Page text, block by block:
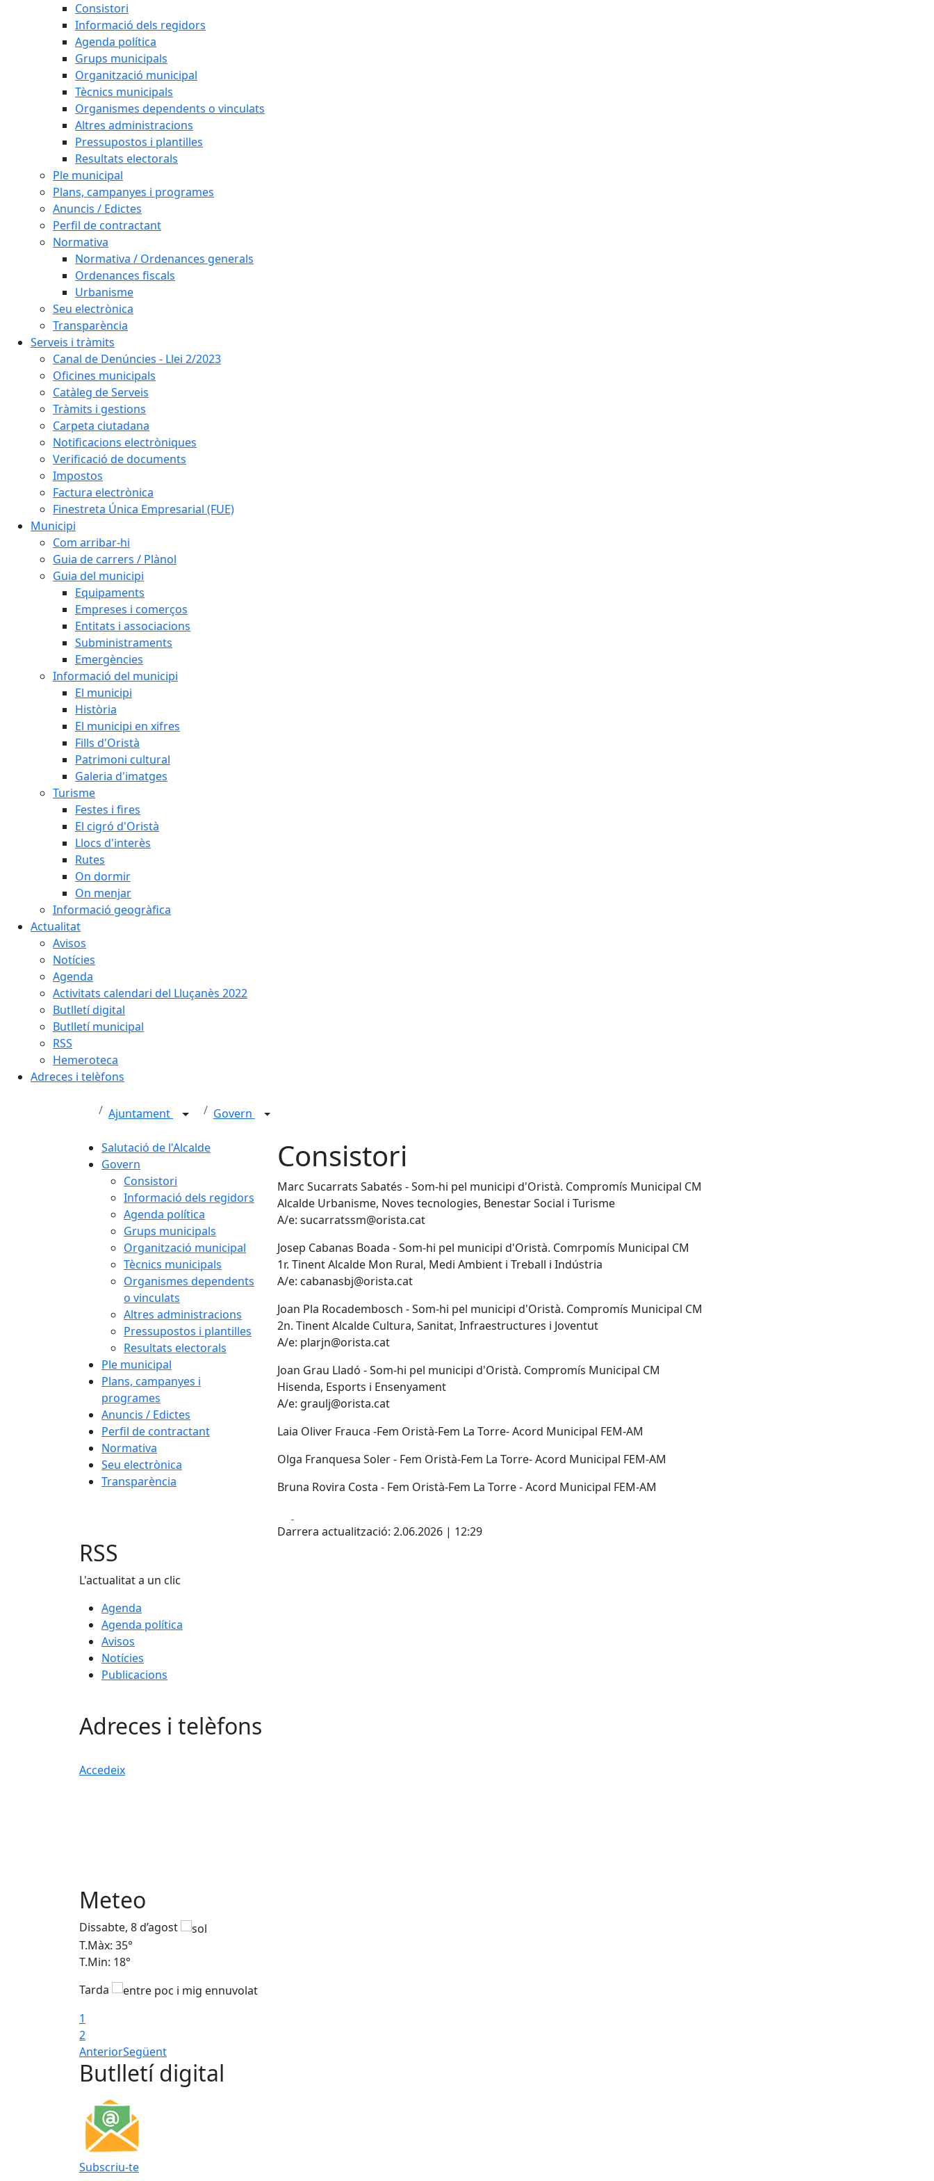
Consistori
Informació dels regidors
Agenda política
Grups municipals
Organització municipal
Tècnics municipals
Organismes dependents o vinculats
Altres administracions
Pressupostos i plantilles
Resultats electorals
Ple municipal
Plans, campanyes i programes
Anuncis / Edictes
Perfil de contractant
Normativa
Normativa / Ordenances generals
Ordenances fiscals
Urbanisme
Seu electrònica
Transparència
Serveis i tràmits
Canal de Denúncies - Llei 2/2023
Oficines municipals
Catàleg de Serveis
Tràmits i gestions
Carpeta ciutadana
Notificacions electròniques
Verificació de documents
Impostos
Factura electrònica
Finestreta Única Empresarial (FUE)
Municipi
Com arribar-hi
Guia de carrers / Plànol
Guia del municipi
Equipaments
Empreses i comerços
Entitats i associacions
Subministraments
Emergències
Informació del municipi
El municipi
Història
El municipi en xifres
Fills d'Oristà
Patrimoni cultural
Galeria d'imatges
Turisme
Festes i fires
El cigró d'Oristà
Llocs d'interès
Rutes
On dormir
On menjar
Informació geogràfica
Actualitat
Avisos
Notícies
Agenda
Activitats calendari del Lluçanès 2022
Butlletí digital
Butlletí municipal
RSS
Hemeroteca
Adreces i telèfons
Ajuntament Govern
Salutació de l'Alcalde
Govern
Consistori
Informació dels regidors
Agenda política
Grups municipals
Organització municipal
Tècnics municipals
Organismes dependents
o vinculats
Altres administracions
Pressupostos i plantilles
Resultats electorals
Ple municipal
Plans, campanyes i
programes
Anuncis / Edictes
Perfil de contractant
Normativa
Seu electrònica
Transparència
Consistori
Marc Sucarrats Sabatés - Som-hi pel municipi d'Oristà. Compromís Municipal CM
Alcalde Urbanisme, Noves tecnologies, Benestar Social i Turisme
A/e: sucarratssm@orista.cat
Josep Cabanas Boada - Som-hi pel municipi d'Oristà. Comrpomís Municipal CM
1r. Tinent Alcalde Mon Rural, Medi Ambient i Treball i Indústria
A/e: cabanasbj@orista.cat
Joan Pla Rocadembosch - Som-hi pel municipi d'Oristà. Compromís Municipal CM
2n. Tinent Alcalde Cultura, Sanitat, Infraestructures i Joventut
A/e: plarjn@orista.cat
Joan Grau Lladó - Som-hi pel municipi d'Oristà. Compromís Municipal CM
Hisenda, Esports i Ensenyament
A/e: graulj@orista.cat
Laia Oliver Frauca -Fem Oristà-Fem La Torre- Acord Municipal FEM-AM
Olga Franquesa Soler - Fem Oristà-Fem La Torre- Acord Municipal FEM-AM
Bruna Rovira Costa - Fem Oristà-Fem La Torre - Acord Municipal FEM-AM
Darrera actualització: 2.06.2026 | 12:29
RSS
L'actualitat a un clic
Agenda
Agenda política
Avisos
Notícies
Publicacions
Adreces i telèfons
Accedeix
Meteo
Dissabte, 8 d’agost
T.Màx: 35°
T.Min: 18°
Tarda
1
2
AnteriorSegüent
Butlletí digital
Subscriu-te